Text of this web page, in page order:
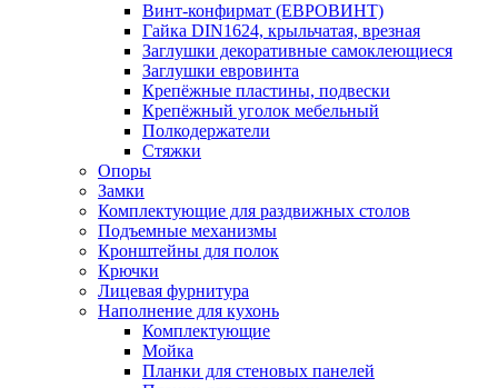
Винт-конфирмат (ЕВРОВИНТ)
Гайка DIN1624, крыльчатая, врезная
Заглушки декоративные самоклеющиеся
Заглушки евровинта
Крепёжные пластины, подвески
Крепёжный уголок мебельный
Полкодержатели
Стяжки
Опоры
Замки
Комплектующие для раздвижных столов
Подъемные механизмы
Кронштейны для полок
Крючки
Лицевая фурнитура
Наполнение для кухонь
Комплектующие
Мойка
Планки для стеновых панелей